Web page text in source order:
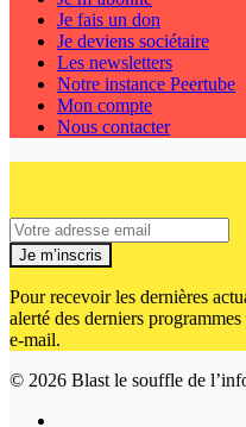
Je fais un don
Je deviens sociétaire
Les newsletters
Notre instance Peertube
Mon compte
Nous contacter
Je m’inscris
Pour recevoir les dernières
alerté des derniers
e-mail.
© 2026 Blast le souffle de